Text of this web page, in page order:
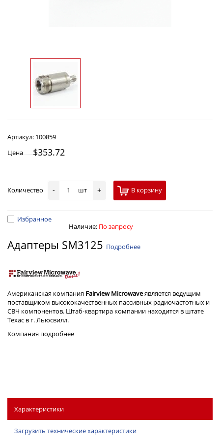
Артикул: 100859
Цена
$353.72
Количество - шт + В корзину
Избранное
Наличие: По запросу
Адаптеры SM3125 Подробнее
Американская компания Fairview Microwaveявляется ведущим
поставщиком высококачественных пассивных радиочастотных и
СВЧ компонентов. Штаб-квартира компании находится в штате
Техас в г. Льюсвилл.
Компания подробнее
Характеристики
Загрузить технические характеристики